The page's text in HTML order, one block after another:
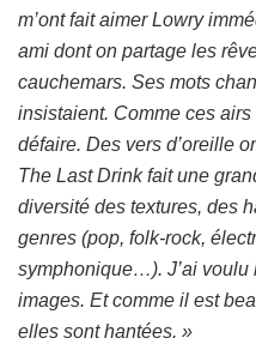
m’ont fait aimer Lowry
ami dont on partage les
cauchemars. Ses mots
insistaient. Comme ces
défaire. Des vers d’oreille
The Last Drink fait une
diversité des textures, des
genres (pop, folk-rock,
symphonique…). J’ai voulu
images. Et comme il est
elles sont hantées. »